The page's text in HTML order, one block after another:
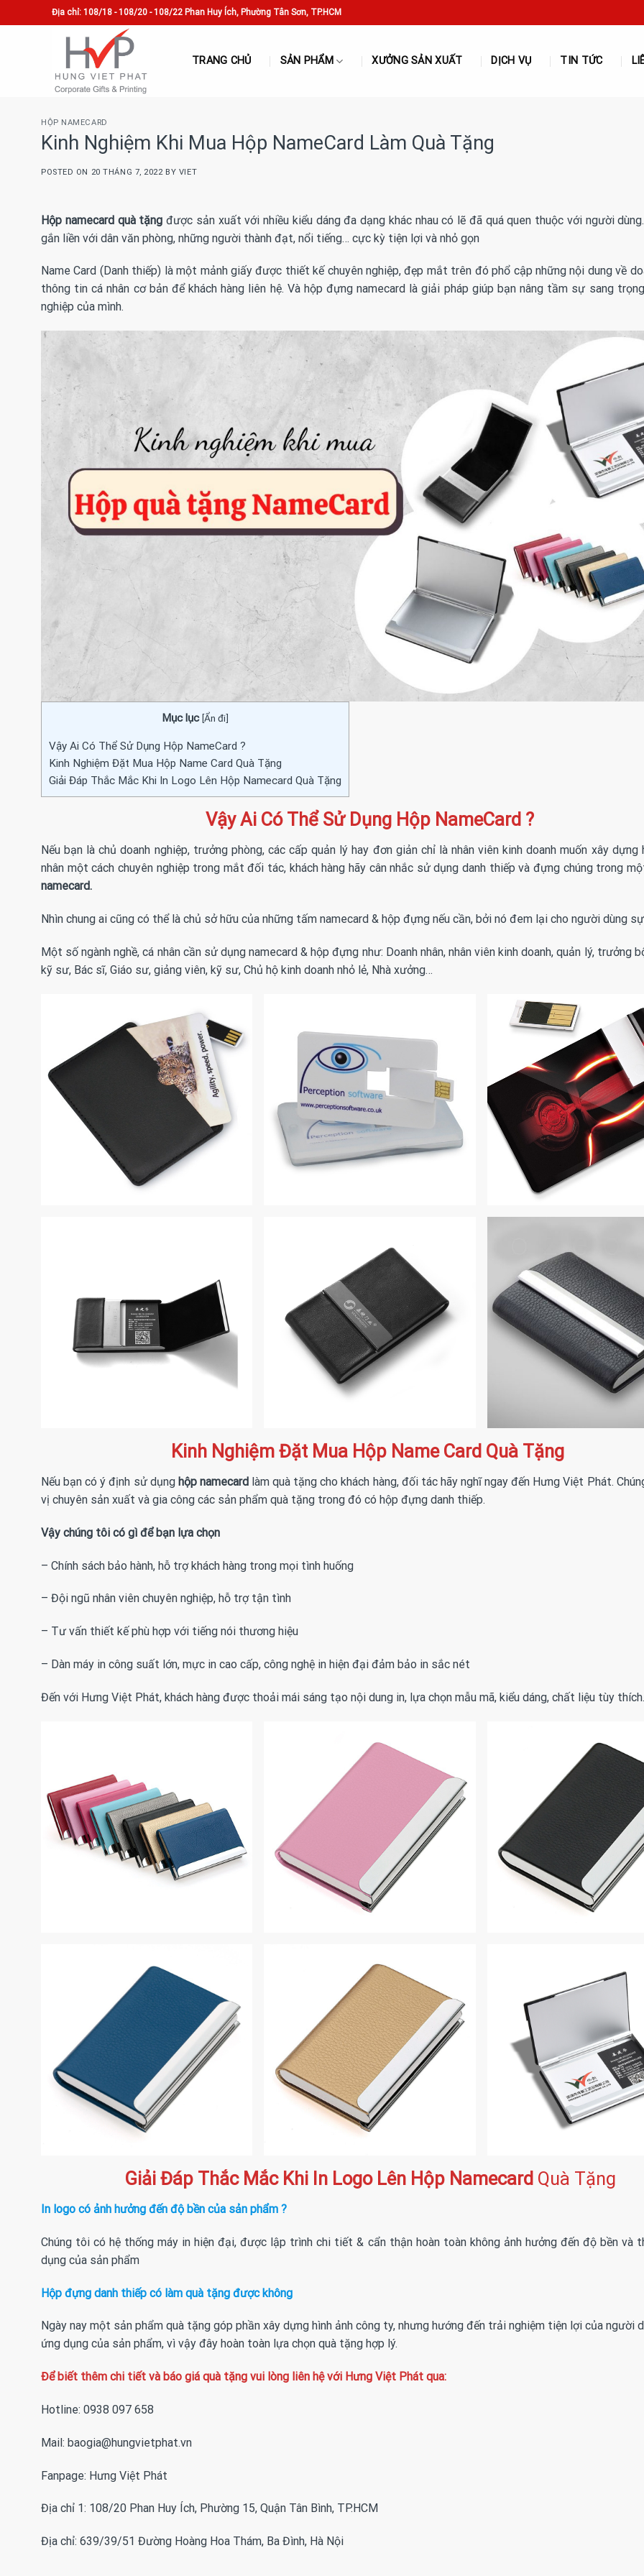
to
Địa chỉ: 108/18 - 108/20 - 108/22 Phan Huy Ích, Phường Tân Sơn, TP.HCM
TRANG CHỦ SẢN PHẨM XƯỞNG SẢN XUẤT DỊCH VỤ TIN TỨC
HỘP NAMECARD
Kinh Nghiệm Khi Mua Hộp NameCard Làm Quà Tặng
POSTED ON 20 THÁNG 7, 2022 BY VIET
Hộp namecard quà tặng được sản xuất với nhiều kiểu dáng đa dạng khác nhau có lẽ đã quá quen thuộc với người
gắn liền với dân văn phòng, những người thành đạt, nổi tiếng… cực kỳ tiện lợi và nhỏ gọn
Name Card (Danh thiếp) là một mảnh giấy được thiết kế chuyên nghiệp, đẹp mắt trên đó phổ cập những nội dung về
thông tin cá nhân cơ bản để khách hàng liên hệ. Và hộp đựng namecard là giải pháp giúp bạn nâng tầm sự sang
nghiệp của mình.
Mục lục [Ẩn đi]
Vậy Ai Có Thể Sử Dụng Hộp NameCard ?
Kinh Nghiệm Đặt Mua Hộp Name Card Quà Tặng
Giải Đáp Thắc Mắc Khi In Logo Lên Hộp Namecard Quà Tặng
Vậy Ai Có Thể Sử Dụng Hộp NameCard ?
Nếu bạn là chủ doanh nghiệp, trưởng phòng, các cấp quản lý hay đơn giản chỉ là nhân viên kinh doanh muốn xây dựng
nhân một cách chuyên nghiệp trong mắt đối tác, khách hàng hãy cân nhắc sử dụng danh thiếp và đựng chúng trong
namecard.
Nhìn chung ai cũng có thể là chủ sở hữu của những tấm namecard & hộp đựng nếu cần, bởi nó đem lại cho người dùng
Một số ngành nghề, cá nhân cần sử dụng namecard & hộp đựng như: Doanh nhân, nhân viên kinh doanh, quản lý, trưởng
kỹ sư, Bác sĩ, Giáo sư, giảng viên, kỹ sư, Chủ hộ kinh doanh nhỏ lẻ, Nhà xưởng…
Kinh Nghiệm Đặt Mua Hộp Name Card Quà Tặng
Nếu bạn có ý định sử dụng hộp namecardlàm quà tặng cho khách hàng, đối tác hãy nghĩ ngay đến Hưng Việt Phát.
vị chuyên sản xuất và gia công các sản phẩm quà tặng trong đó có hộp đựng danh thiếp.
Vậy chúng tôi có gì để bạn lựa chọn
– Chính sách bảo hành, hỗ trợ khách hàng trong mọi tình huống
– Đội ngũ nhân viên chuyên nghiệp, hỗ trợ tận tình
– Tư vấn thiết kế phù hợp với tiếng nói thương hiệu
– Dàn máy in công suất lớn, mực in cao cấp, công nghệ in hiện đại đảm bảo in sắc nét
Đến với Hưng Việt Phát, khách hàng được thoải mái sáng tạo nội dung in, lựa chọn mẫu mã, kiểu dáng, chất liệu tùy
Giải Đáp Thắc Mắc Khi In Logo Lên Hộp Namecard Quà Tặng
In logo có ảnh hưởng đến độ bền của sản phẩm ?
Chúng tôi có hệ thống máy in hiện đại, được lập trình chi tiết & cẩn thận hoàn toàn không ảnh hưởng đến độ bền và
dụng của sản phẩm
Hộp đựng danh thiếp có làm quà tặng được không
Ngày nay một sản phẩm quà tặng góp phần xây dựng hình ảnh công ty, nhưng hướng đến trải nghiệm tiện lợi của người
ứng dụng của sản phẩm, vì vậy đây hoàn toàn lựa chọn quà tặng hợp lý.
Để biết thêm chi tiết và báo giá quà tặng vui lòng liên hệ với Hưng Việt Phát qua:
Hotline: 0938 097 658
Mail: baogia@hungvietphat.vn
Fanpage: Hưng Việt Phát
Địa chỉ 1: 108/20 Phan Huy Ích, Phường 15, Quận Tân Bình, TP.HCM
Địa chỉ: 639/39/51 Đường Hoàng Hoa Thám, Ba Đình, Hà Nội